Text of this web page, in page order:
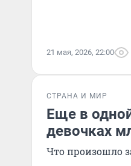
21 мая, 2026, 22:00
СТРАНА И МИР
Еще в
девочках
Что произошло